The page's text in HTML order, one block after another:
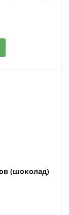
(шоколад)